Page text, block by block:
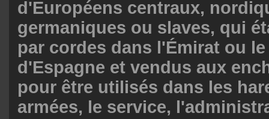
d'Européens centraux,
germaniques ou slaves, qui
par cordes dans l'Émirat ou
d'Espagne et vendus aux
pour être utilisés dans les
armées, le service,